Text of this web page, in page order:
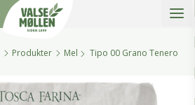
Produkter Mel Tipo 00 Grano Tenero